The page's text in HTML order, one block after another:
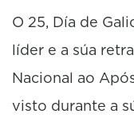
O 25, Día de
líder e a súa
Nacional ao
visto durante a